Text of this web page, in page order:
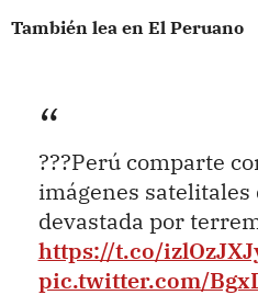
También lea en El Peruano
???Perú comparte
imágenes satelitales
devastada por
https://t.co/
pic.twitter.com/